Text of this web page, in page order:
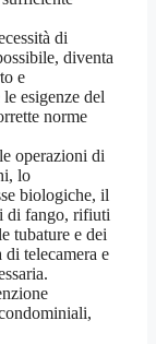
di
diventa
e
esigenze del
norme
operazioni di
lo
biologiche, il
di fango, rifiuti
tubature e dei
telecamera e